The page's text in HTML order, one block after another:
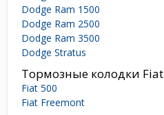
Dodge Ram 1500
Dodge Ram 2500
Dodge Ram 3500
Dodge Stratus
Тормозные колодки Fiat
Fiat 500
Fiat Freemont